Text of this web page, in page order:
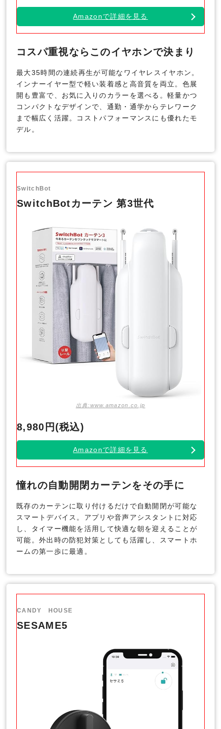
Amazonで詳細を見る
コスパ重視ならこのイヤホンで決まり
最大35時間の連続再生が可能なワイヤレスイヤホン。
インナーイヤー型で軽い装着感と高音質を両立。色展
開も豊富で、お気に入りのカラーを選べる。軽量かつ
コンパクトなデザインで、通勤・通学からテレワーク
まで幅広く活躍。コストパフォーマンスにも優れたモ
デル。
SwitchBot
SwitchBotカーテン 第3世代
出典:www.amazon.co.jp
8,980円(税込)
Amazonで詳細を見る
憧れの自動開閉カーテンをその手に
既存のカーテンに取り付けるだけで自動開閉が可能な
スマートデバイス。アプリや音声アシスタントに対応
し、タイマー機能を活用して快適な朝を迎えることが
可能。外出時の防犯対策としても活躍し、スマートホ
ームの第一歩に最適。
CANDY HOUSE
SESAME5